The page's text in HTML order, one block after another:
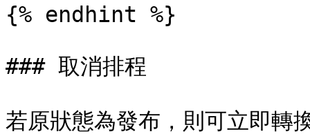
{% endhint %}
### 取消排程
若原狀態為發布，則可立即轉